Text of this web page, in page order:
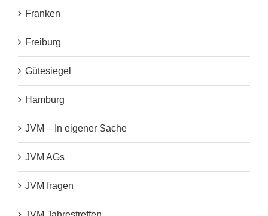
Franken
Freiburg
Gütesiegel
Hamburg
JVM – In eigener Sache
JVM AGs
JVM fragen